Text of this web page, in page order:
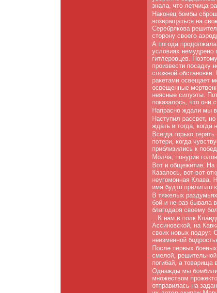
знала, что летчица
Наконец бомбы
возвращаться на
Серебрякова
сторону своего
А погода
условиях немудрено
гитлеровцев.
произвести посадку
сложной
ракетами освещает
освещенные
неясные силуэты.
показалось, что они
Напрасно ждали мы в
Наступил рассвет,
ждать и тогда,
Всегда горько
потери, когда
приблизились к
Молча, понурив
Вот и общежитие. На
Казалось, вот-вот
неугомонная Клава.
имя будто прилипло
В тяжелых
бой и не раз бывала
благодаря своему
...К нам в полк
Ассиновской, на
своих новых подруг.
неизменной
После первых
смелой,
погибай, а товарища
Однажды мы бомбили
множеством
отправилась на